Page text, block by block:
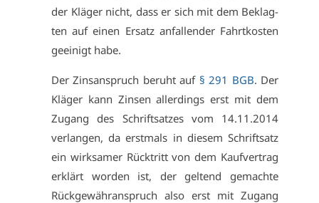
der Klä­ger nicht, dass er sich mit dem Be­klag­
ten auf ei­nen Er­satz an­fal­len­der Fahrt­kos­ten
ge­ei­nigt ha­be.
Der Zins­an­spruch be­ruht auf § 291 BGB. Der
Klä­ger kann Zin­sen al­ler­dings erst mit dem
Zu­gang des Schrift­sat­zes vom 14.11.2014
ver­lan­gen, da erst­mals in die­sem Schrift­satz
ein wirk­sa­mer Rück­tritt von dem Kauf­ver­trag
er­klärt wor­den ist, der gel­tend ge­mach­te
Rück­ge­währan­spruch al­so erst mit Zu­gang